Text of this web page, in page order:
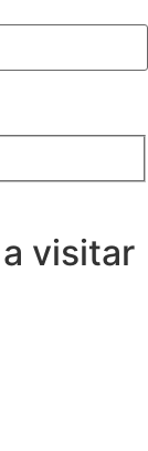
visitar